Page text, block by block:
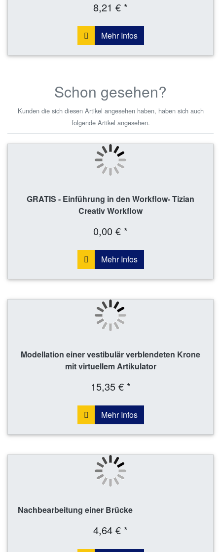
8,21 € *
Mehr Infos
Schon gesehen?
Kunden die sich diesen Artikel angesehen haben, haben sich auch
folgende Artikel angesehen.
GRATIS - Einführung in den Workflow- Tizian
Creativ Workflow
0,00 € *
Mehr Infos
Modellation einer vestibulär verblendeten Krone
mit virtuellem Artikulator
15,35 € *
Mehr Infos
Nachbearbeitung einer Brücke
4,64 € *